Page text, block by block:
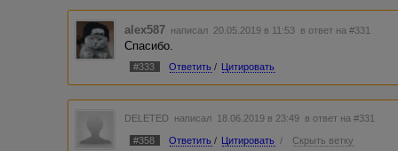
alex587 написал 20.05.2019 в 11:53 в ответ на #331
Спасибо.
#333 Ответить / Цитировать
DELETED написал 18.06.2019 в 23:49 в ответ на #331
#358 Ответить / Цитировать / Скрыть ветку